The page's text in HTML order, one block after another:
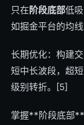
只在阶段底部低
如掘金平台的均
长期优化：构建
短中长波段，超
级别转折。[5]
掌握**阶段底部